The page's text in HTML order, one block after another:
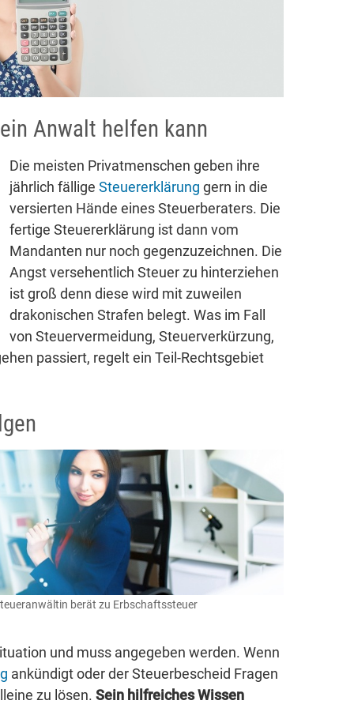
Anwalt helfen kann
Die meisten Privatmenschen geben ihre
jährlich fällige Steuererklärung gern in die
versierten Hände eines Steuerberaters. Die
fertige Steuererklärung ist dann vom
Mandanten nur noch gegenzuzeichnen. Die
Angst versehentlich Steuer zu hinterziehen
ist groß denn diese wird mit zuweilen
drakonischen Strafen belegt. Was im Fall
von Steuervermeidung, Steuerverkürzung,
passiert, regelt ein Teil-Rechtsgebiet
berät zu Erbschaftssteuer
und muss angegeben werden. Wenn
ankündigt oder der Steuerbescheid Fragen
zu lösen. Sein hilfreiches Wissen